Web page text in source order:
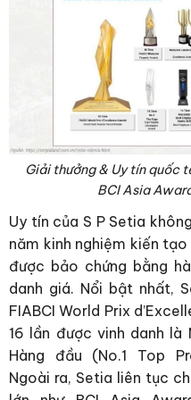
Giải thưởng & Uy tín quốc
BCI Asia
Uy tín của S P Setia
năm kinh nghiệm kiến
được bảo chứng bằng
danh giá. Nổi bật nhất,
FIABCI World Prix
16 lần được vinh danh
Hàng đầu (No.1 Top
Ngoài ra, Setia liên tục